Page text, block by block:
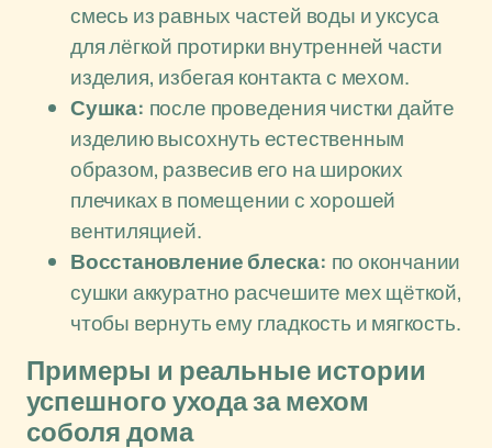
смесь из равных частей воды и уксуса
для лёгкой протирки внутренней части
изделия, избегая контакта с мехом.
Сушка: после проведения чистки дайте
изделию высохнуть естественным
образом, развесив его на широких
плечиках в помещении с хорошей
вентиляцией.
Восстановление блеска: по окончании
сушки аккуратно расчешите мех щёткой,
чтобы вернуть ему гладкость и мягкость.
Примеры и реальные истории
успешного ухода за мехом
соболя дома